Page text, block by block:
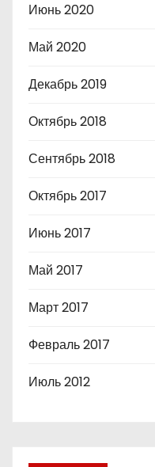
Июнь 2020
Май 2020
Декабрь 2019
Октябрь 2018
Сентябрь 2018
Октябрь 2017
Июнь 2017
Май 2017
Март 2017
Февраль 2017
Июль 2012